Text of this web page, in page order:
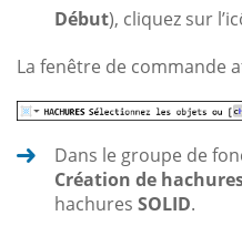
Début), cliquez sur
La fenêtre de commande
Dans le groupe de
Création de
hachures SOLID.